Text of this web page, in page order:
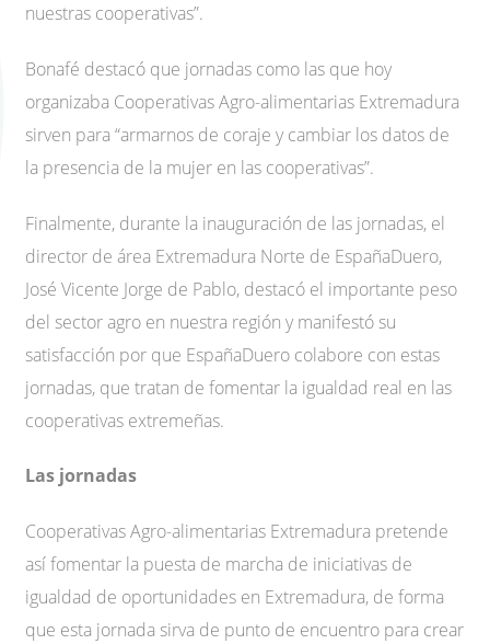
nuestras cooperativas”.
Bonafé destacó que jornadas como las que hoy
organizaba Cooperativas Agro-alimentarias Extremadura
sirven para “armarnos de coraje y cambiar los datos de
la presencia de la mujer en las cooperativas”.
Finalmente, durante la inauguración de las jornadas, el
director de área Extremadura Norte de EspañaDuero,
José Vicente Jorge de Pablo, destacó el importante peso
del sector agro en nuestra región y manifestó su
satisfacción por que EspañaDuero colabore con estas
jornadas, que tratan de fomentar la igualdad real en las
cooperativas extremeñas.
Las jornadas
Cooperativas Agro-alimentarias Extremadura pretende
así fomentar la puesta de marcha de iniciativas de
igualdad de oportunidades en Extremadura, de forma
que esta jornada sirva de punto de encuentro para crear